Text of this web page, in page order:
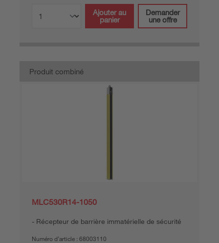
Ajouter au
panier
Demander
une offre
Produit combiné
MLC530R14-1050
Récepteur de barrière immatérielle de sécurité
Numéro d’article : 68003110